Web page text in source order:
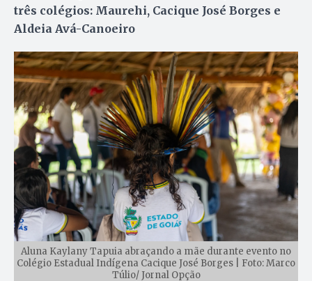
três colégios: Maurehi, Cacique José Borges e
Aldeia Avá-Canoeiro
Aluna Kaylany Tapuia abraçando a mãe durante evento no
Colégio Estadual Indígena Cacique José Borges | Foto: Marco
Túlio/ Jornal Opção